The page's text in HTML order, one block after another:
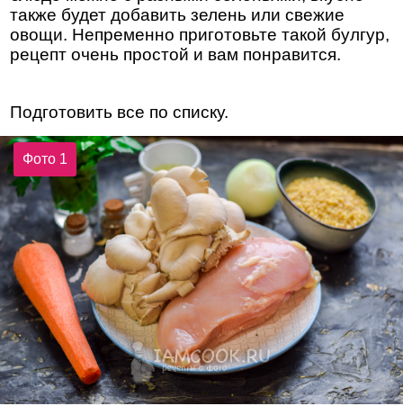
также будет добавить зелень или свежие
овощи. Непременно приготовьте такой булгур,
рецепт очень простой и вам понравится.
Подготовить все по списку.
Фото 1